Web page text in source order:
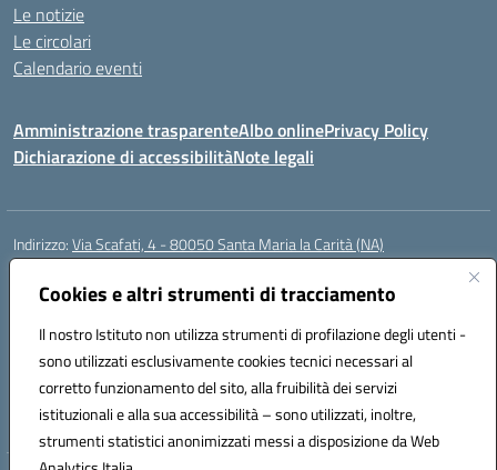
Cookies e altri strumenti di tracciamento
Il nostro Istituto non utilizza strumenti di profilazione degli utenti -
sono utilizzati esclusivamente cookies tecnici necessari al
corretto funzionamento del sito, alla fruibilità dei servizi
istituzionali e alla sua accessibilità – sono utilizzati, inoltre,
strumenti statistici anonimizzati messi a disposizione da Web
Le notizie
Le circolari
Calendario eventi
Amministrazione trasparenteAlbo onlinePrivacy Policy
Dichiarazione di accessibilitàNote legali
Indirizzo:Via Scafati, 4 - 80050 Santa Maria la Carità (NA)
Centralino:
Posta elettronica certificata (PEC):NAEE21900T@pec.istruzione.it
Codice fiscale: 90016250632
Codice meccanografico:NAEE21900T
Codice Indice delle Pubbliche Amministrazioni (IPA): istsc_naee21900t
Codice unico di fatturazione (CUF): UFZ0X6